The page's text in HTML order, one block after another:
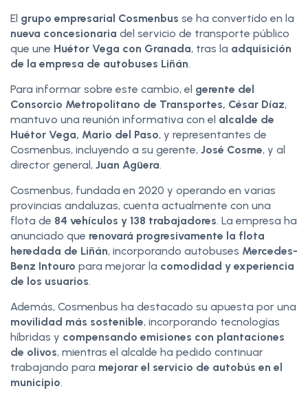
El grupo empresarial Cosmenbus se ha convertido en la
nueva concesionaria del servicio de transporte público
que une Huétor Vega con Granada, tras la adquisición
de la empresa de autobuses Liñán.
Para informar sobre este cambio, el gerente del
Consorcio Metropolitano de Transportes, César Díaz,
mantuvo una reunión informativa con el alcalde de
Huétor Vega, Mario del Paso, y representantes de
Cosmenbus, incluyendo a su gerente, José Cosme, y al
director general, Juan Agüera.
Cosmenbus, fundada en 2020 y operando en varias
provincias andaluzas, cuenta actualmente con una
flota de 84 vehículos y 138 trabajadores. La empresa ha
anunciado que renovará progresivamente la flota
heredada de Liñán, incorporando autobuses Mercedes-
Benz Intouro para mejorar la comodidad y experiencia
de los usuarios.
Además, Cosmenbus ha destacado su apuesta por una
movilidad más sostenible, incorporando tecnologías
híbridas y compensando emisiones con plantaciones
de olivos, mientras el alcalde ha pedido continuar
trabajando para mejorar el servicio de autobús en el
municipio.